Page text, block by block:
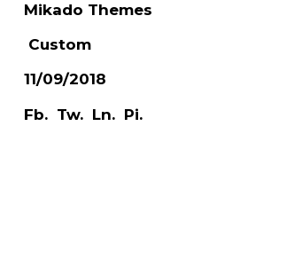
Mikado Themes
Custom
11/09/2018
Fb. Tw. Ln. Pi.